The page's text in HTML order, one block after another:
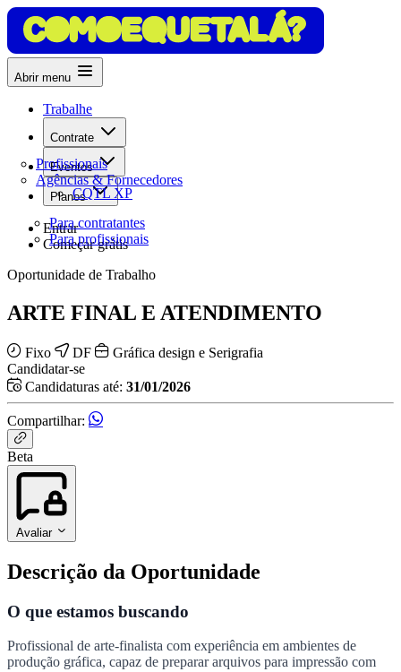
Abrir menu
Trabalhe
Contrate
Profissionais
Agências & Fornecedores
Eventos
CQTL XP
Planos
Para contratantes
Para profissionais
Entrar
Começar grátis
Oportunidade de Trabalho
ARTE FINAL E ATENDIMENTO
Fixo DF
Gráfica design e Serigrafia
Candidatar-se
Candidaturas até: 31/01/2026
Compartilhar:
Beta
Avaliar
Descrição da Oportunidade
O que estamos buscando
Profissional de arte-finalista com experiência em ambientes de
produção gráfica, capaz de preparar arquivos para impressão com